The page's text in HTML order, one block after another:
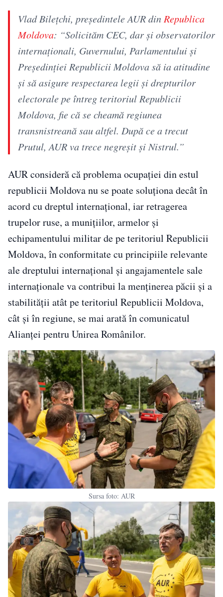
Vlad Bilețchi, președintele AUR din Republica
Moldova: “Solicităm CEC, dar și observatorilor
internaționali, Guvernului, Parlamentului și
Președinției Republicii Moldova să ia atitudine
și să asigure respectarea legii și drepturilor
electorale pe întreg teritoriul Republicii
Moldova, fie că se cheamă regiunea
transnistreană sau altfel. După ce a trecut
Prutul, AUR va trece negreșit și Nistrul.”
AUR consideră că problema ocupației din estul
republicii Moldova nu se poate soluționa decât în
acord cu dreptul internațional, iar retragerea
trupelor ruse, a muniţiilor, armelor şi
echipamentului militar de pe teritoriul Republicii
Moldova, în conformitate cu principiile relevante
ale dreptului internaţional şi angajamentele sale
internaţionale va contribui la menţinerea păcii şi a
stabilităţii atât pe teritoriul Republicii Moldova,
cât şi în regiune, se mai arată în comunicatul
Alianţei pentru Unirea Românilor.
Sursa foto: AUR